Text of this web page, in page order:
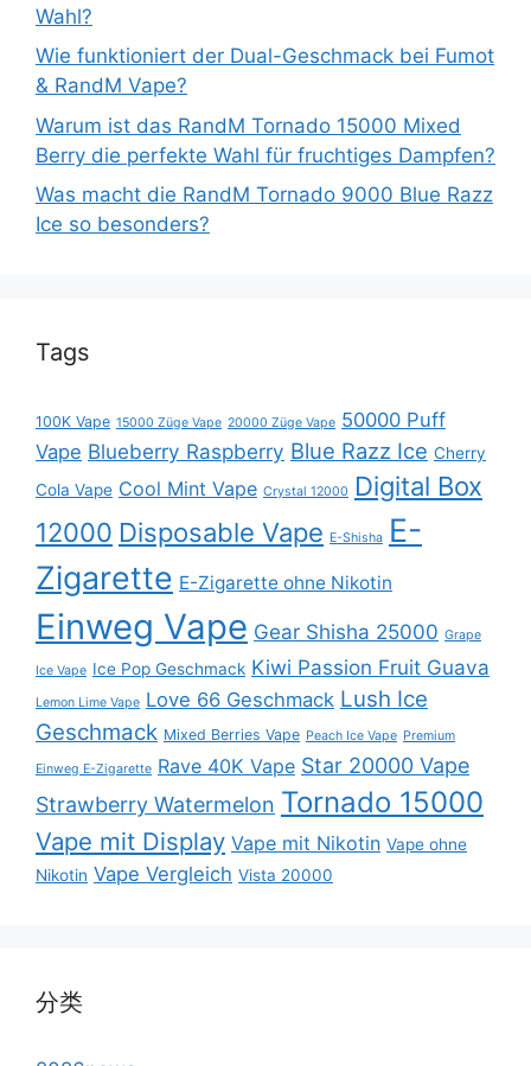
Wahl?
Wie funktioniert der Dual-Geschmack bei Fumot
& RandM Vape?
Warum ist das RandM Tornado 15000 Mixed
Berry die perfekte Wahl für fruchtiges Dampfen?
Was macht die RandM Tornado 9000 Blue Razz
Ice so besonders?
Tags
100K Vape 15000 Züge Vape 20000 Züge Vape 50000 Puff
Vape Blueberry Raspberry Blue Razz Ice Cherry
Cola Vape Cool Mint Vape Crystal 12000
Digital Box
12000 Disposable Vape E-Shisha E-
Zigarette E-Zigarette ohne Nikotin
Einweg Vape Gear Shisha 25000 Grape
Ice Vape Ice Pop Geschmack Kiwi Passion Fruit Guava
Lemon Lime Vape Love 66 Geschmack Lush Ice
Geschmack Mixed Berries Vape Peach Ice Vape Premium
Einweg E-Zigarette Rave 40K Vape Star 20000 Vape
Strawberry Watermelon Tornado 15000
Vape mit Display Vape mit Nikotin Vape ohne
Nikotin Vape Vergleich Vista 20000
分类